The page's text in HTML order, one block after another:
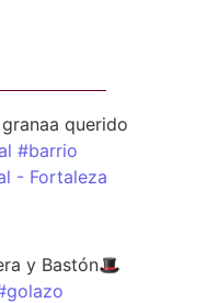
querido
#barrio
- Fortaleza
y Bastón🎩